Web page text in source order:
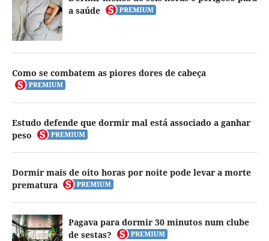
a saúde
Como se combatem as piores dores de cabeça
Estudo defende que dormir mal está associado a ganhar
peso
Dormir mais de oito horas por noite pode levar a morte
prematura
Pagava para dormir 30 minutos num clube
de sestas?